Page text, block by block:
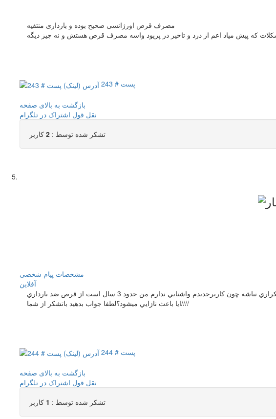
مصرف قرص اورژانسی صحیح بوده و بارداری منتفیه
که پیش میاد اعم از درد و تاخیر در پریود واسه مصرف قرص هستش و نه چیز دیگه
پست # 243
بازگشت به بالای صفحه
نقل قول اشتراک در تلگرام
تشکر شده توسط : 2 کاربر
مشخصات پیام شخصی
آفلاين
سلام اميدوارم سوالم تكراري نباشه چون كاربرجديدم واشنايي ندارم من حدود 3 سال است از قرص ضد بارداري LD استفاده ميكنم وتا3 سال ديگه هم ميخوام از اين قرص استفاده كنم ايا در باروري مشكلي بوجود مي اورد
ايا باعث نازايي ميشود؟لطفا جواب بدهيد باتشكر از شما////
پست # 244
بازگشت به بالای صفحه
نقل قول اشتراک در تلگرام
تشکر شده توسط : 1 کاربر